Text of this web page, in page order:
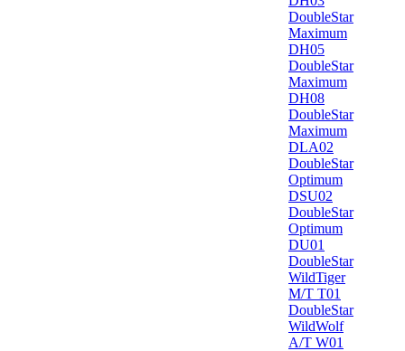
DoubleStar
Maximum
DH05
DoubleStar
Maximum
DH08
DoubleStar
Maximum
DLA02
DoubleStar
Optimum
DSU02
DoubleStar
Optimum
DU01
DoubleStar
WildTiger
M/T T01
DoubleStar
WildWolf
A/T W01